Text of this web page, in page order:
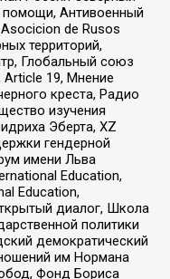
Антивоенный
de Rusos
территорий,
Глобальный союз
Article 19, Мнение
креста, Радио
изучения
Эберта, XZ
гендерной
имени Льва
Education,
Education,
диалог, Школа
политики
демократический
им Нормана
Фонд Бориса